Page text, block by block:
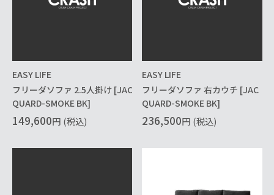
EASY LIFE
フリーダソファ 2.5人掛け [JAC
QUARD-SMOKE BK]
149,600円 (税込)
EASY LIFE
フリーダソファ 右カウチ [JAC
QUARD-SMOKE BK]
236,500円 (税込)